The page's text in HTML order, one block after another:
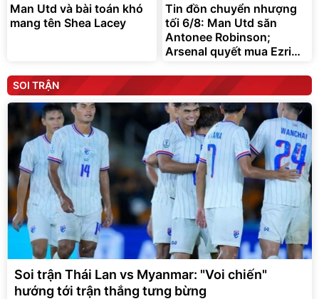
Man Utd và bài toán khó
mang tên Shea Lacey
Tin đồn chuyển nhượng
tối 6/8: Man Utd săn
Antonee Robinson;
Arsenal quyết mua Ezri
SOI TRẬN
Soi trận Thái Lan vs Myanmar: "Voi chiến"
hướng tới trận thắng tưng bừng